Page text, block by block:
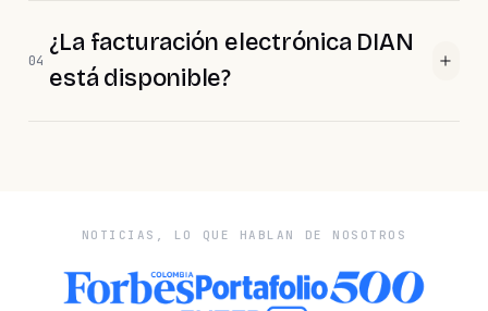
04
¿La facturación electrónica DIAN
está disponible?
NOTICIAS, LO QUE HABLAN DE NOSOTROS